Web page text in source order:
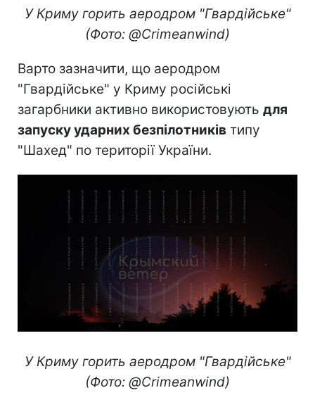
У Криму горить аеродром "Гвардійське"
(Фото: @Crimeanwind)
Варто зазначити, що аеродром
"Гвардійське" у Криму російські
загарбники активно використовують для
запуску ударних безпілотників типу
"Шахед" по території України.
У Криму горить аеродром "Гвардійське"
(Фото: @Crimeanwind)